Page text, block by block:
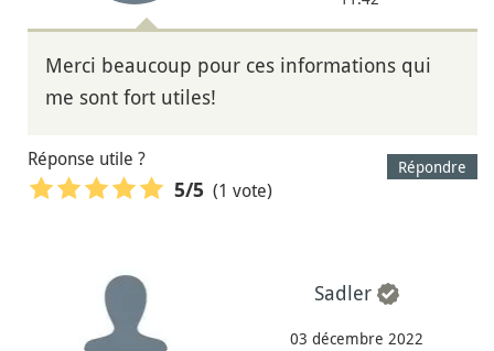
Merci beaucoup pour ces informations qui
me sont fort utiles!
Répondre
Réponse utile ?
5/5 (1 vote)
Sadler
03 décembre 2022